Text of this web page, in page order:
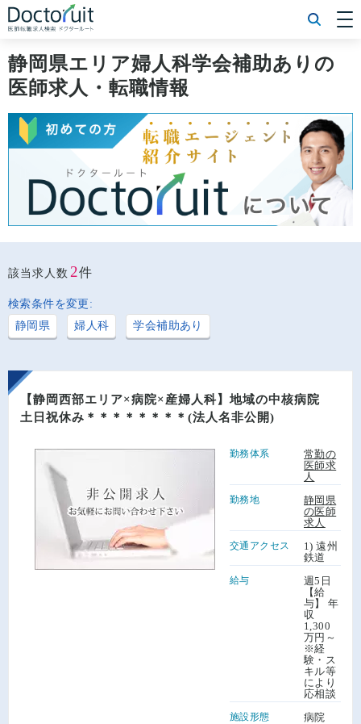
[常勤] 科目から探す
[常勤] 特徴から探す
[非常勤] エリアから探す
[非常勤] 科目から探す
Doctoruit医師転職特集
Doctoruitについて
運営者情報
プライバシーポリシー
静岡県エリア婦人科学会補助ありの
医師求人・転職情報
該当求人数 2件
検索条件を変更:
静岡県
婦人科 学会補助あり
【静岡西部エリア×病院×産婦人科】地域の中核病院
土日祝休み＊＊＊＊＊＊＊＊(法人名非公開)
勤務体系
常勤の
医師求
人
勤務地
静岡県
の医師
求人
交通アクセス
1) 遠州
鉄道
給与
週5日
【給
与】 年
収
1,300
万円～
※経
験・ス
キル等
により
応相談
施設形態 病院